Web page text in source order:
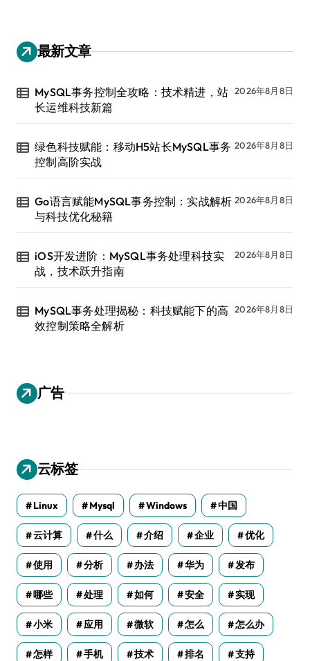
最新文章
MySQL事务控制全攻略：技术精进，站
长运维科技新篇
2026年8月8日
绿色科技赋能：移动H5站长MySQL事务
控制高阶实战
2026年8月8日
Go语言赋能MySQL事务控制：实战解析
与科技优化秘籍
2026年8月8日
iOS开发进阶：MySQL事务处理科技实
战，技术跃升指南
2026年8月8日
MySQL事务处理揭秘：科技赋能下的高
效控制策略全解析
2026年8月8日
广告
云标签
Linux Mysql Windows 中国
云计算 什么 介绍 企业 优化
使用 分析 办法 华为 发布
哪些 处理 如何 安全 实现
小米 应用 微软 怎么 怎么办
怎样 手机 技术 排名 支持